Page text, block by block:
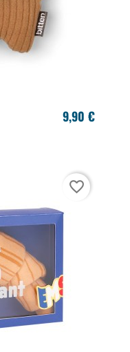
9,90 €
favorite_border